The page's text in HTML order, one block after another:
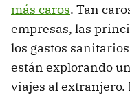
más caros. Tan
empresas, las
los gastos
están explorando
viajes al extranjero.